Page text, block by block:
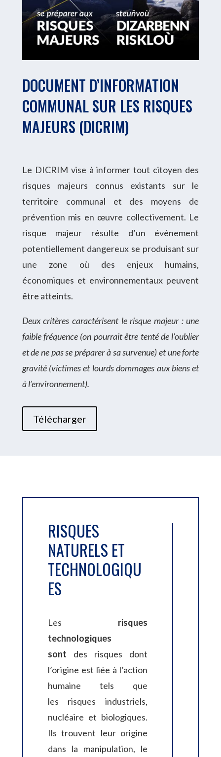
DOCUMENT D’INFORMATION
COMMUNAL SUR LES RISQUES
MAJEURS (DICRIM)
Le DICRIM vise à informer tout citoyen des
risques majeurs connus existants sur le
territoire communal et des moyens de
prévention mis en œuvre collectivement. Le
risque majeur résulte d’un événement
potentiellement dangereux se produisant sur
une zone où des enjeux humains,
économiques et environnementaux peuvent
être atteints.
Deux critères caractérisent le risque majeur : une
faible fréquence (on pourrait être tenté de l’oublier
et de ne pas se préparer à sa survenue) etune forte
gravité (victimes et lourds dommages aux biens et
à l’environnement).
Télécharger
RISQUES
NATURELS ET
TECHNOLOGIQU
ES
Les risques
technologiques
sont des risques dont
l’origine est liée à l’action
humaine tels que
les risques industriels,
nucléaire et biologiques.
Ils trouvent leur origine
dans la manipulation, le